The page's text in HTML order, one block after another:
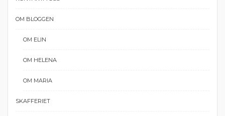
OM BLOGGEN
OM ELIN
OM HELENA
OM MARIA
SKAFFERIET